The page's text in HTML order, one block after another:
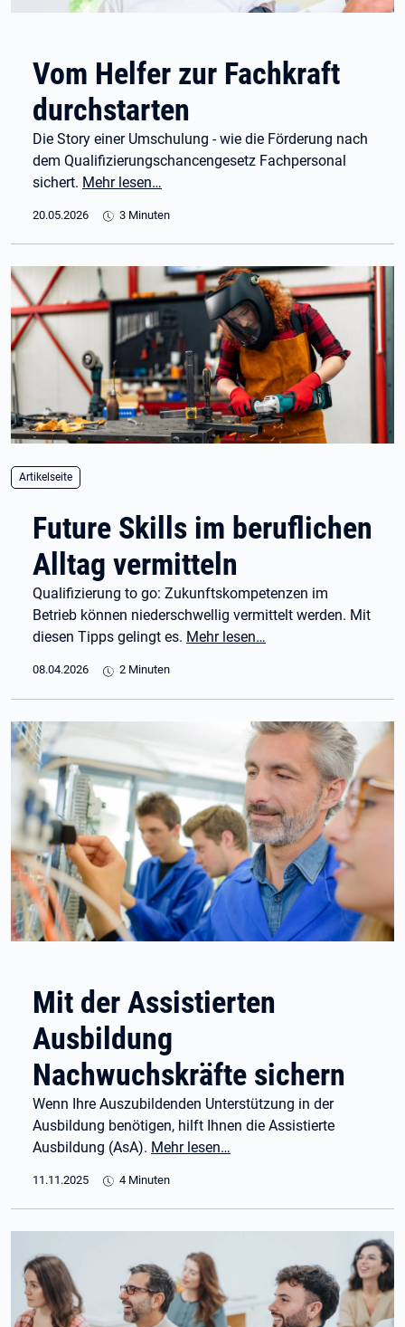
Vom Helfer zur Fachkraft
durchstarten
Die Story einer Umschulung - wie die Förderung nach
dem Qualifizierungschancengesetz Fachpersonal
sichert. Mehr lesen…
20.05.2026 3 Minuten
Artikelseite
Future Skills im beruflichen
Alltag vermitteln
Qualifizierung to go: Zukunftskompetenzen im
Betrieb können niederschwellig vermittelt werden. Mit
diesen Tipps gelingt es. Mehr lesen…
08.04.2026 2 Minuten
Mit der Assistierten
Ausbildung
Nachwuchskräfte sichern
Wenn Ihre Auszubildenden Unterstützung in der
Ausbildung benötigen, hilft Ihnen die Assistierte
Ausbildung (AsA). Mehr lesen…
11.11.2025 4 Minuten